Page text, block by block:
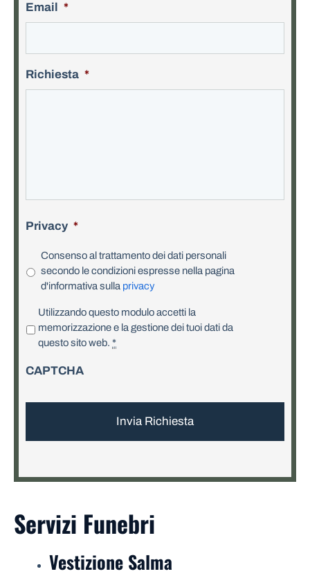
Email *
Richiesta *
Privacy *
Consenso al trattamento dei dati personali
secondo le condizioni espresse nella pagina
d'informativa sulla privacy
r
a
y
Utilizzando questo modulo accetti la
memorizzazione e la gestione dei tuoi dati da
questo sito web. *
CAPTCHA
Servizi Funebri
Vestizione Salma